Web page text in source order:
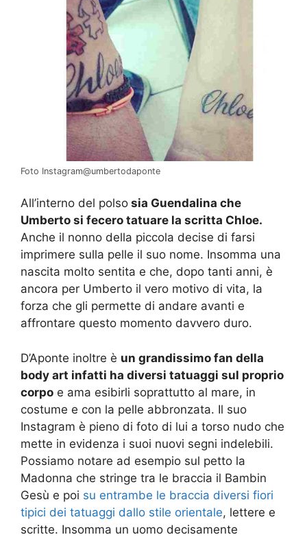
Foto Instagram@umbertodaponte
All’interno del polso sia Guendalina che
Umberto si fecero tatuare la scritta Chloe.
Anche il nonno della piccola decise di farsi
imprimere sulla pelle il suo nome. Insomma una
nascita molto sentita e che, dopo tanti anni, è
ancora per Umberto il vero motivo di vita, la
forza che gli permette di andare avanti e
affrontare questo momento davvero duro.
D’Aponte inoltre è un grandissimo fan della
body art infatti ha diversi tatuaggi sul proprio
corpo e ama esibirli soprattutto al mare, in
costume e con la pelle abbronzata. Il suo
Instagram è pieno di foto di lui a torso nudo che
mette in evidenza i suoi nuovi segni indelebili.
Possiamo notare ad esempio sul petto la
Madonna che stringe tra le braccia il Bambin
Gesù e poi su entrambe le braccia diversi fiori
tipici dei tatuaggi dallo stile orientale, lettere e
scritte. Insomma un uomo decisamente